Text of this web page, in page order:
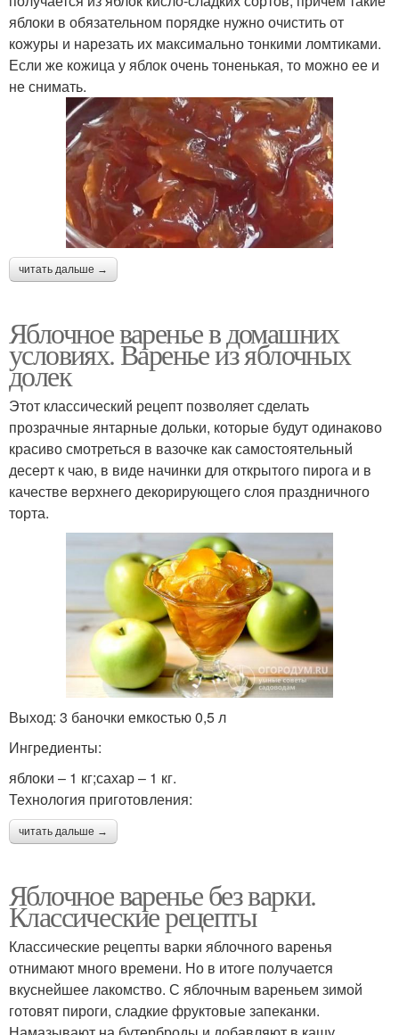
яблоки в обязательном порядке нужно очистить от
кожуры и нарезать их максимально тонкими ломтиками.
Если же кожица у яблок очень тоненькая, то можно ее и
не снимать.
читать дальше →
Яблочное варенье в домашних
условиях. Варенье из яблочных
долек
Этот классический рецепт позволяет сделать
прозрачные янтарные дольки, которые будут одинаково
красиво смотреться в вазочке как самостоятельный
десерт к чаю, в виде начинки для открытого пирога и в
качестве верхнего декорирующего слоя праздничного
торта.
Выход: 3 баночки емкостью 0,5 л
Ингредиенты:
яблоки – 1 кг;сахар – 1 кг.
Технология приготовления:
читать дальше →
Яблочное варенье без варки.
Классические рецепты
Классические рецепты варки яблочного варенья
отнимают много времени. Но в итоге получается
вкуснейшее лакомство. С яблочным вареньем зимой
готовят пироги, сладкие фруктовые запеканки.